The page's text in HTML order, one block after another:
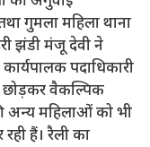
गुमला महिला थाना
झंडी मंजू देवी ने
पदाधिकारी
छोड़कर वैकल्पिक
अन्य महिलाओं को भी
हैं। रैली का